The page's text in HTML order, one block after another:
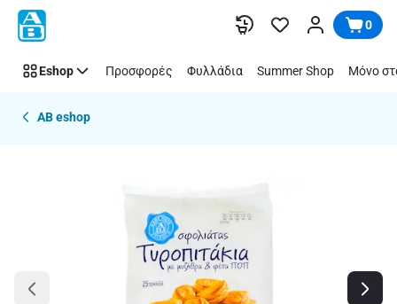
Παράλειψη 0
Eshop Προσφορές Φυλλάδια Summer Shop Μόνο
AB eshop